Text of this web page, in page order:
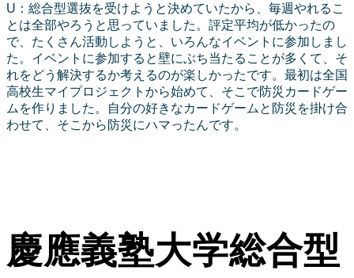
U：総合型選抜を受けようと決めていたから、毎週やれるこ
とは全部やろうと思っていました。評定平均が低かったの
で、たくさん活動しようと、いろんなイベントに参加しまし
た。イベントに参加すると壁にぶち当たることが多くて、そ
れをどう解決するか考えるのが楽しかったです。最初は全国
高校生マイプロジェクトから始めて、そこで防災カードゲー
ムを作りました。自分の好きなカードゲームと防災を掛け合
わせて、そこから防災にハマったんです。
慶應義塾大学総合型